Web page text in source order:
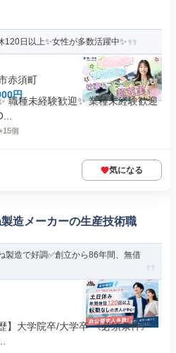
日以上✨女性が多数活躍中✨
赤須町
円
職種未経験歓迎✨ 業種未経験歓迎
個
気になる
造メーカーの生産技術職
製造で好調✅創立から86年間、無借
】大学院卒/大学卒 《必須条件》